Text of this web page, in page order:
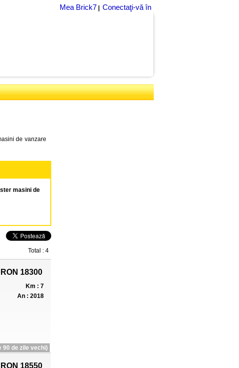
Mea Brick7 Conectaţi-vă în
de vanzare
masini de
Total : 4
RON 18300
Km : 7
An : 2018
de zile vechi)
RON 18550